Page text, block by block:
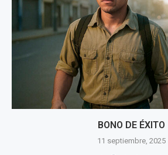
BONO DE ÉXITO
11 septiembre, 2025